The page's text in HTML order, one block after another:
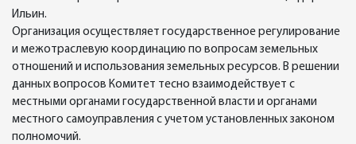
Ильин.
Организация осуществляет государственное регулирование
и межотраслевую координацию по вопросам земельных
отношений и использования земельных ресурсов. В решении
данных вопросов Комитет тесно взаимодействует с
местными органами государственной власти и органами
местного самоуправления с учетом установленных законом
полномочий.